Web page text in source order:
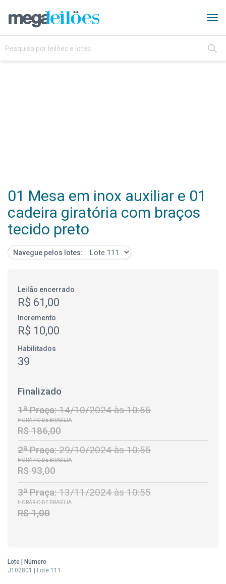
IR
01 Mesa em inox auxiliar e 01
cadeira giratória com braços
tecido preto
Navegue pelos lotes:
Leilão encerrado
R$ 61,00
Incremento
R$ 10,00
Habilitados
39
Finalizado
1ª Praça:14/10/2024 às 10:55
HORÁRIO DE BRASÍLIA
R$ 186,00
2ª Praça:29/10/2024 às 10:55
HORÁRIO DE BRASÍLIA
R$ 93,00
3ª Praça:13/11/2024 às 10:55
HORÁRIO DE BRASÍLIA
R$ 1,00
Lote | Número
J102801 | Lote 111